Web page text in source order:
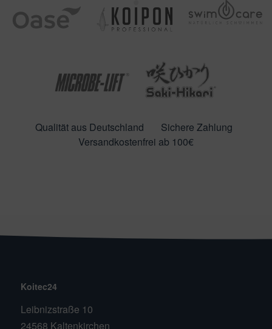
Qualität aus Deutschland
Sichere Zahlung
Versandkostenfrei ab 100€
Koitec24
Leibnizstraße 10
24568 Kaltenkirchen